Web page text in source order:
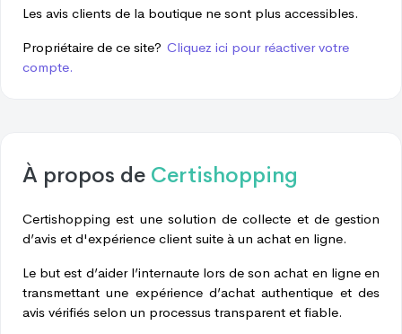
Les avis clients de la boutique ne sont plus accessibles.
Propriétaire de ce site? Cliquez ici pour réactiver votre
compte.
À propos de Certishopping
Certishopping est une solution de collecte et de gestion
d’avis et d'expérience client suite à un achat en ligne.
Le but est d’aider l’internaute lors de son achat en ligne en
transmettant une expérience d’achat authentique et des
avis vérifiés selon un processus transparent et fiable.